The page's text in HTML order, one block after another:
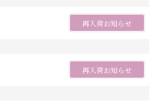
再入荷お知らせ
再入荷お知らせ